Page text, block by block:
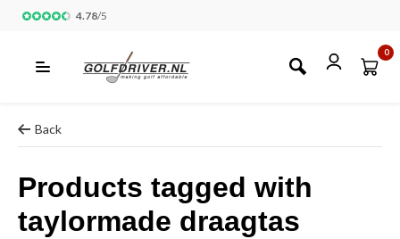
4.78/5
0
Back
Products tagged with
taylormade draagtas